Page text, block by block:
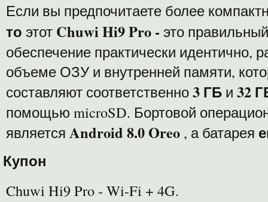
Если вы предпочитаете более
то этот Chuwi Hi9 Pro - это
обеспечение практически идентично,
объеме ОЗУ и внутренней памяти,
составляют соответственно3 ГБ и 32
помощью microSD. Бортовой
является Android 8.0 Oreo , а батарея
Купон
Chuwi Hi9 Pro - Wi-Fi + 4G.